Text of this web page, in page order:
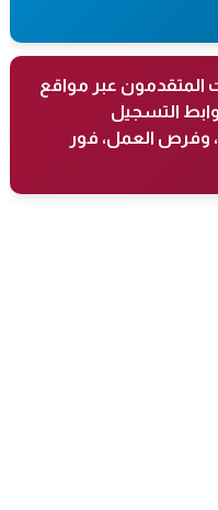
المتقدمون عبر مواقع
التسجيل
وفرص العمل، فور